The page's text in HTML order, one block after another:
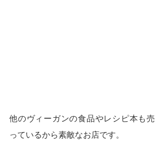
他のヴィーガンの食品やレシピ本も売
っているから素敵なお店です。